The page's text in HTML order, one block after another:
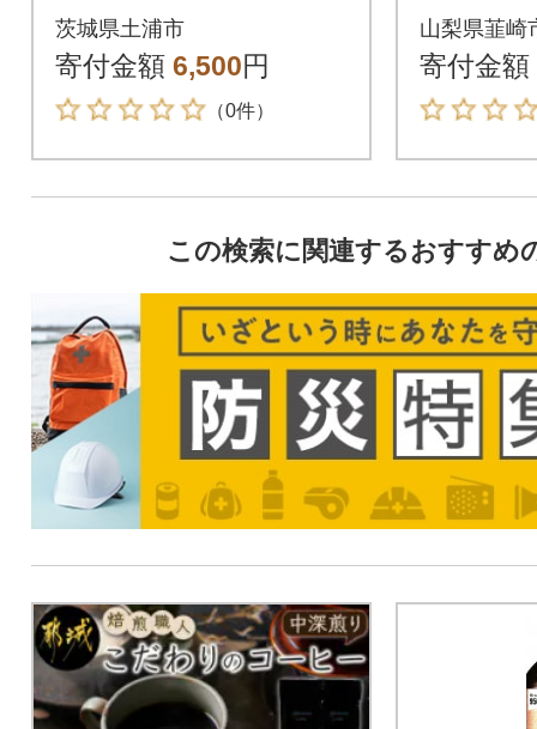
ml PET(12本)
茨城県土浦市
寄付金額 6,500円
（0件）
イスコ
ド5ブレ
ml) 無糖
山梨県韮崎
寄付金額
この検索に関連するおすすめ